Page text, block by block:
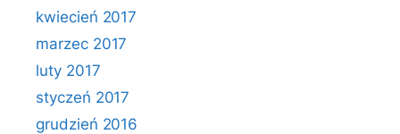
kwiecień 2017
marzec 2017
luty 2017
styczeń 2017
grudzień 2016